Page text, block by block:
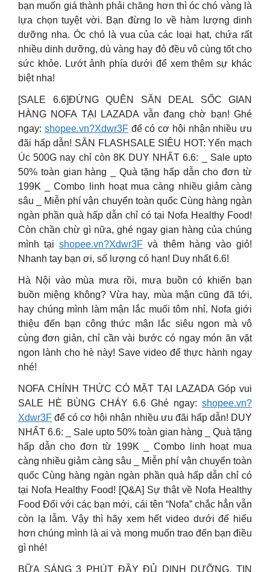
bạn muốn giá thành phải chăng hơn thì óc chó vàng là
lựa chọn tuyệt vời. Bạn đừng lo về hàm lượng dinh
dưỡng nha. Óc chó là vua của các loại hạt, chứa rất
nhiều dinh dưỡng, dù vàng hay đỏ đều vô cùng tốt cho
sức khỏe. Lướt ảnh phía dưới để xem thêm sự khác
biệt nha!
[SALE 6.6]ĐỪNG QUÊN SĂN DEAL SỐC GIAN
HÀNG NOFA TẠI LAZADA vẫn đang chờ bạn! Ghé
ngay: shopee.vn?Xdwr3Fđể có cơ hội nhận nhiều ưu
đãi hấp dẫn! SĂN FLASHSALE SIÊU HOT: Yến mạch
Úc 500G nay chỉ còn 8K DUY NHẤT 6.6: _ Sale upto
50% toàn gian hàng _ Quà tặng hấp dẫn cho đơn từ
199K _ Combo linh hoạt mua càng nhiều giảm càng
sâu _ Miễn phí vận chuyển toàn quốc Cùng hàng ngàn
ngàn phần quà hấp dẫn chỉ có tại Nofa Healthy Food!
Còn chần chừ gì nữa, ghé ngay gian hàng của chúng
mình tạishopee.vn?Xdwr3F và thêm hàng vào giỏ!
Nhanh tay bạn ơi, số lượng có hạn! Duy nhất 6.6!
Hà Nội vào mùa mưa rồi, mưa buồn có khiến bạn
buồn miệng không? Vừa hay, mùa mận cũng đã tới,
hay chúng mình làm mận lắc muối tôm nhỉ. Nofa giới
thiệu đến bạn công thức mận lắc siêu ngon mà vô
cùng đơn giản, chỉ cần vài bước có ngay món ăn vặt
ngon lành cho hè này! Save video để thực hành ngay
nhé!
NOFA CHÍNH THỨC CÓ MẶT TẠI LAZADA Góp vui
SALE HÈ BÙNG CHÁY 6.6 Ghé ngay: shopee.vn?
Xdwr3F để có cơ hội nhận nhiều ưu đãi hấp dẫn! DUY
NHẤT 6.6: _ Sale upto 50% toàn gian hàng _ Quà tặng
hấp dẫn cho đơn từ 199K _ Combo linh hoạt mua
càng nhiều giảm càng sâu _ Miễn phí vận chuyển toàn
quốc Cùng hàng ngàn ngàn phần quà hấp dẫn chỉ có
tại Nofa Healthy Food! [Q&A] Sự thật về Nofa Healthy
Food Đối với các bạn mới, cái tên “Nofa” chắc hẳn vẫn
còn lạ lẫm. Vậy thì hãy xem hết video dưới để hiểu
hơn chúng mình là ai và mong muốn trao đến bạn điều
gì nhé!
BỮA SÁNG 3 PHÚT ĐẦY ĐỦ DINH DƯỠNG, TIN